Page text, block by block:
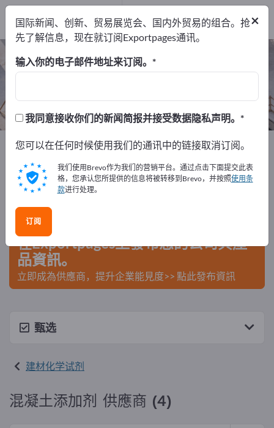
混凝土添加剂 – 查找制造商和供应商
4 4
出口商4
制造商4
Exportpages 建筑行业
建材化学试剂
混凝土添加剂
在Exportpages免費刊登廣告！
需求 – 供應 – 二手商品 – 商業聯繫 >> 由此開始
在Exportpages上發布您的公司與產
品資訊。
立即成為供應商，提升企業能見度>> 點此發布資訊
甄选
建材化学试剂
混凝土添加剂 供應商 (4)
×
国际新闻、创新、贸易展览会、国内外贸易的组合。抢
先了解信息，现在就订阅Exportpages通讯。
输入你的电子邮件地址来订阅。
我同意接收你们的新闻简报并接受数据隐私声明。
您可以在任何时候使用我们的通讯中的链接取消订阅。
我们使用Brevo作为我们的营销平台。通过点击下面提交此表
格，您承认您所提供的信息将被转移到Brevo，并按照使用条
款进行处理。
订阅